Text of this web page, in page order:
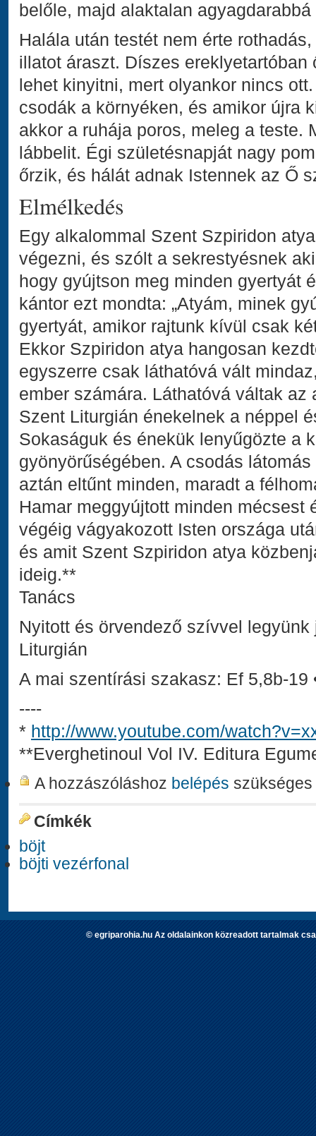
belőle, majd alaktalan
Halála után testét nem érte
illatot áraszt. Díszes ereklyetartóban
lehet kinyitni, mert olyankor nincs
csodák a környéken, és amikor újra
akkor a ruhája poros, meleg a teste.
lábbelit. Égi születésnapját nagy
őrzik, és hálát adnak Istennek az Ő
Elmélkedés
Egy alkalommal Szent Szpiridon
végezni, és szólt a sekrestyésnek
hogy gyújtson meg minden gyertyát
kántor ezt mondta: „Atyám, minek
gyertyát, amikor rajtunk kívül csak
Ekkor Szpiridon atya hangosan
egyszerre csak láthatóvá vált
ember számára. Láthatóvá váltak az
Szent Liturgián énekelnek a néppel
Sokaságuk és énekük lenyűgözte a
gyönyörűségében. A csodás
aztán eltűnt minden, maradt a
Hamar meggyújtott minden mécsest
végéig vágyakozott Isten országa
és amit Szent Szpiridon atya
ideig.**
Tanács
Nyitott és örvendező szívvel
Liturgián
A mai szentírási szakasz: Ef 5,8b-19
----
* http://www.youtube.com/
**Everghetinoul Vol IV. Editura
A hozzászóláshoz belépés szükséges
Címkék
böjt
böjti vezérfonal
© egriparohia.hu Az oldalainkon közreadott tartalmak